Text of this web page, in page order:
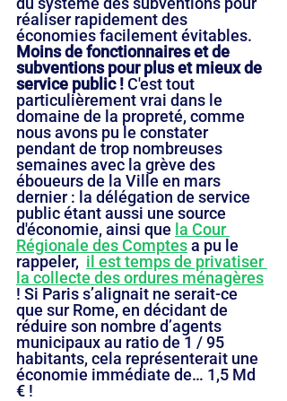
réaliser rapidement des
économies facilement évitables.
Moins de fonctionnaires et de
subventions pour plus et mieux de
service public ! C'est tout
particulièrement vrai dans le
domaine de la propreté, comme
nous avons pu le constater
pendant de trop nombreuses
semaines avec la grève des
éboueurs de la Ville en mars
dernier : la délégation de service
public étant aussi une source
d'économie, ainsi que la Cour
Régionale des Comptes a pu le
rappeler, il est temps de privatiser
la collecte des ordures ménagères
! Si Paris s’alignait ne serait-ce
que sur Rome, en décidant de
réduire son nombre d’agents
municipaux au ratio de 1 / 95
habitants, cela représenterait une
économie immédiate de… 1,5 Md
€ !